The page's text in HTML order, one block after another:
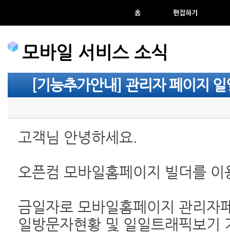
홈 편집하기
모바일 서비스 소식
[기능추가안내] 관리자 페이지
고객님 안녕하세요.
오픈컴 모바일홈페이지 빌더를
금일자로 모바일홈페이지 관리자
일방문자현황 및 일일트래픽보기